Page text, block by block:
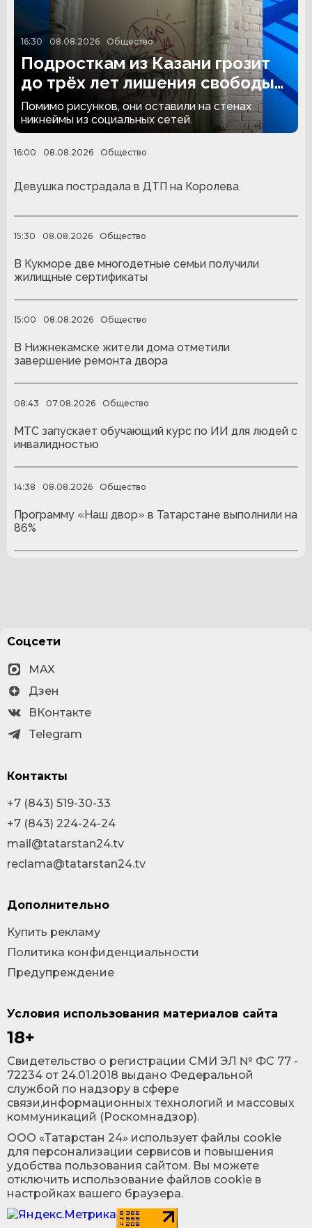
16:30 08.08.2026 Общество
Подросткам из Казани грозит
до трёх лет лишения свободы
за граффити
Помимо рисунков, они оставили на стенах
никнеймы из социальных сетей.
16:00 08.08.2026 Общество
Девушка пострадала в ДТП на Королева.
15:30 08.08.2026 Общество
В Кукморе две многодетные семьи получили
жилищные сертификаты
15:00 08.08.2026 Общество
В Нижнекамске жители дома отметили
завершение ремонта двора
08:43 07.08.2026 Общество
МТС запускает обучающий курс по ИИ для людей с
инвалидностью
14:38 08.08.2026 Общество
Программу «Наш двор» в Татарстане выполнили на
86%
Условия использования материалов сайта
18+
Cвидетельство о регистрации СМИ ЭЛ № ФС 77 -
72234 от 24.01.2018 выдано Федеральной
службой по надзору в сфере
связи,информационных технологий и массовых
коммуникаций (Роскомнадзор).
ООО «Татарстан 24» использует файлы cookie
для персонализации сервисов и повышения
удобства пользования сайтом. Вы можете
отключить использование файлов cookie в
настройках вашего браузера.
Соцсети
MAX
Дзен
ВКонтакте
Telegram
Контакты
+7 (843) 519-30-33
+7 (843) 224-24-24
mail@tatarstan24.tv
reclama@tatarstan24.tv
Дополнительно
Купить рекламу
Политика конфиденциальности
Предупреждение